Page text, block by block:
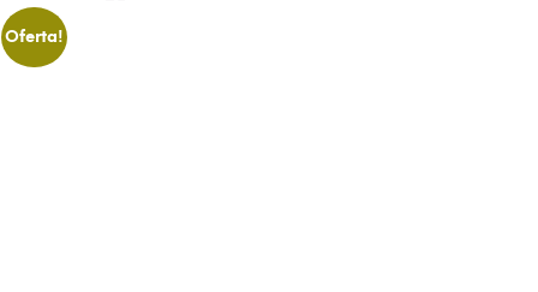
Oferta!